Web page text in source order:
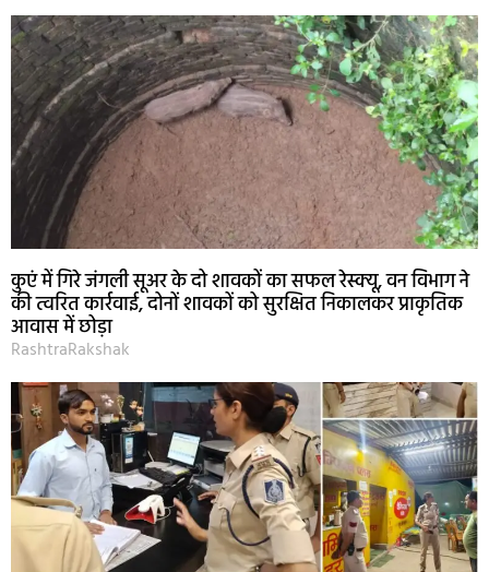
कुएं में गिरे जंगली सूअर के दो शावकों का सफल रेस्क्यू, वन विभाग ने
की त्वरित कार्रवाई, दोनों शावकों को सुरक्षित निकालकर प्राकृतिक
आवास में छोड़ा
RashtraRakshak